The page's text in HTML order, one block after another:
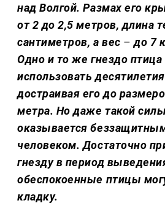
над Волгой. Размах его
от 2 до 2,5 метров, длина
сантиметров, а вес – до 7
Одно и то же гнездо
использовать
достраивая его до
метра. Но даже такой
оказывается
человеком. Достаточно
гнезду в период
обеспокоенные птицы
кладку.